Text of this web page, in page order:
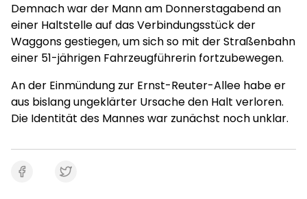
Demnach war der Mann am Donnerstagabend an
einer Haltstelle auf das Verbindungsstück der
Waggons gestiegen, um sich so mit der Straßenbahn
einer 51-jährigen Fahrzeugführerin fortzubewegen.
An der Einmündung zur Ernst-Reuter-Allee habe er
aus bislang ungeklärter Ursache den Halt verloren.
Die Identität des Mannes war zunächst noch unklar.